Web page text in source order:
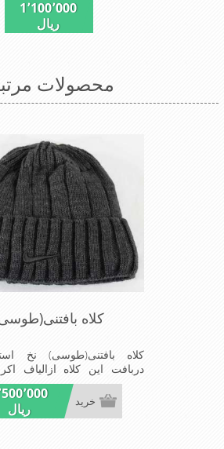
خاطراستفاده ازیک لایه بافت و
مصنوی ضخامت مناسبی
1٬100٬000
ریال
محصولات
کلاه
کلاه بافتنی(طوسی) نخ
دربافت این کلاه ازالیاف
وکلاه به خاطراستفاده ازیک
یک لایه خز مصنوی ضخامت
درمقابل سرما را دارا است
ریال
خرید